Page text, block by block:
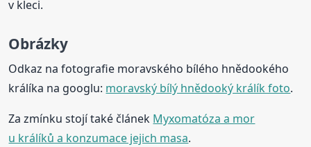
v kleci.
Obrázky
Odkaz na fotografie moravského bílého hnědookého
králíka na googlu: moravský bílý hnědooký králík foto.
Za zmínku stojí také článek Myxomatóza a mor
u králíků a konzumace jejich masa.